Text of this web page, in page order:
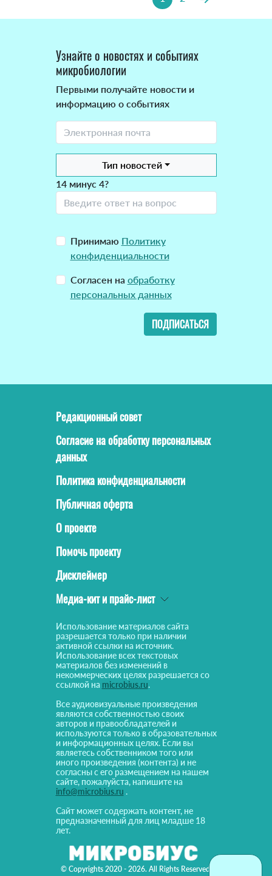
Узнайте о новостях и событиях
микробиологии
Первыми получайте новости и
информацию о событиях
Тип новостей
14 минус 4?
Принимаю Политику
конфиденциальности
Согласен на обработку
персональных данных
ПОДПИСАТЬСЯ
© Copyrights 2020 - 2026. All Rights Reserved!
Редакционный совет
Согласие на обработку персональных
данных
Политика конфиденциальности
Публичная оферта
О проекте
Помочь проекту
Дисклеймер
Медиа-кит и прайс-лист
Использование материалов сайта
разрешается только при наличии
активной ссылки на источник.
Использование всех текстовых
материалов без изменений в
некоммерческих целях разрешается со
ссылкой на microbius.ru.
Все аудиовизуальные произведения
являются собственностью своих
авторов и правообладателей и
используются только в образовательных
и информационных целях. Если вы
являетесь собственником того или
иного произведения (контента) и не
согласны с его размещением на нашем
сайте, пожалуйста, напишите на
info@microbius.ru .
Сайт может содержать контент, не
предназначенный для лиц младше 18
лет.